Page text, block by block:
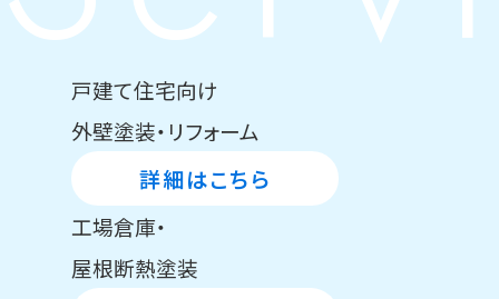
戸建て住宅向け
外壁塗装・リフォーム
詳細はこちら
工場倉庫・
屋根断熱塗装